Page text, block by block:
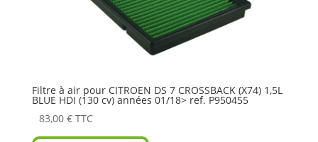
Filtre à air pour CITROEN DS 7 CROSSBACK (X74) 1,5L
BLUE HDI (130 cv) années 01/18> ref. P950455
83,00 € TTC